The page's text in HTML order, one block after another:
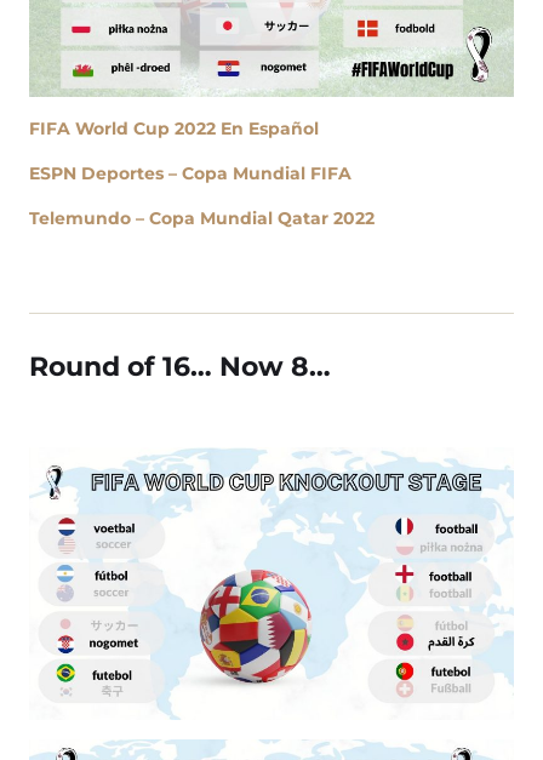
FIFA World Cup 2022 En Español
ESPN Deportes – Copa Mundial FIFA
Telemundo – Copa Mundial Qatar 2022
Round of 16… Now 8…